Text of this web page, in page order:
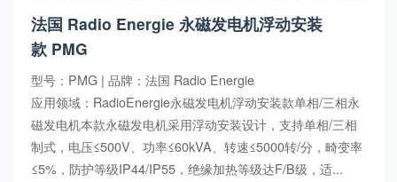
法国 Radio Energie 永磁发电机浮动安装
款 PMG
型号：PMG | 品牌：法国 Radio Energie
应用领域：RadioEnergie永磁发电机浮动安装款单相/三相永
磁发电机本款永磁发电机采用浮动安装设计，支持单相/三相
制式，电压≤500V、功率≤60kVA、转速≤5000转/分，畸变率
≤5%，防护等级IP44/IP55，绝缘加热等级达F/B级，适...